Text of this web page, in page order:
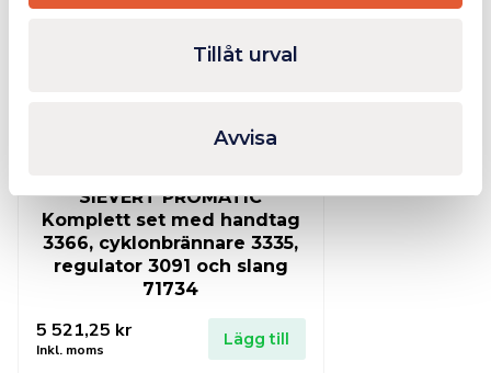
Tillåt urval
Avvisa
SIEVERT PROMATIC
Komplett set med handtag
3366, cyklonbrännare 3335,
regulator 3091 och slang
71734
5 521,25 kr
Inkl. moms
Lägg till